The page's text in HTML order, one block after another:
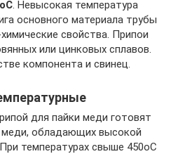
. Невысокая температура
основного материала трубы
свойства. Припои
или цинковых сплавов.
компонента и свинец.
для пайки меди готовят
меди, обладающих высокой
температурах свыше 450оС